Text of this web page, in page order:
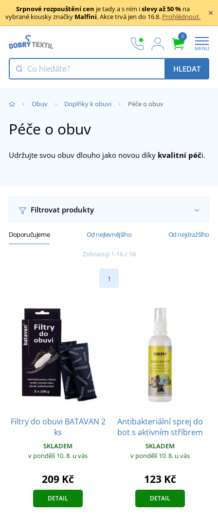
Srpnové rozpouštění cen je tady a s ním islevy až 50 % na
vybrané kousky značky Malfini. Akce trvá jen do 16.8. Prohlédnout.
0
MENU
HLEDAT
Obuv Doplňky k obuvi Péče o obuv
Péče o obuv
Udržujte svou obuv dlouho jako novou díky kvalitní péči.
Filtrovat produkty
Doporučujeme Od nejlevnějšího Od nejdražšího
Zobrazuji 1-16 z 16
1
Filtry do obuvi BATAVAN 2
ks
SKLADEM
v pondělí 10. 8. u vás
209 Kč
DETAIL
Antibakteriální sprej do
bot s aktivním stříbrem
SKLADEM
v pondělí 10. 8. u vás
123 Kč
DETAIL